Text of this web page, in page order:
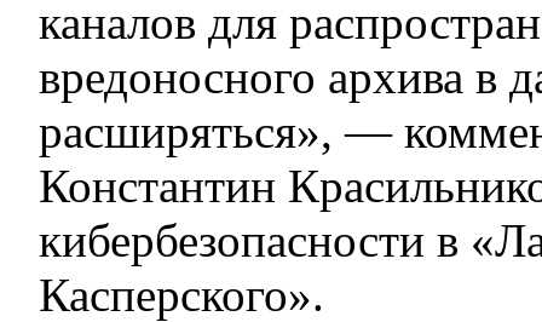
каналов для
вредоносного архива в
расширяться», —
Константин
кибербезопасности в
Касперского».